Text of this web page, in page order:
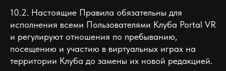
10.2. Настоящие Правила обязательны для
исполнения всеми Пользователями Клуба Portal VR
и регулируют отношения по пребыванию,
посещению и участию в виртуальных играх на
территории Клуба до замены их новой редакцией.